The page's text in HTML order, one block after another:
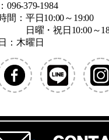
096-379-1984
間：平日10:00～19:00
・祝日10:00～
：木曜日